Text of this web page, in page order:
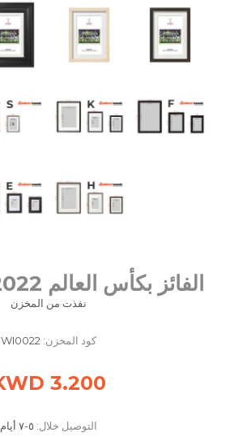
الفائز بكأس العالم 2022 - الأرجنتين
نفذت من المخزن
كود المخزن: WI0022
3.200 KWD
التوصيل خلال: ٥-٧ أيام